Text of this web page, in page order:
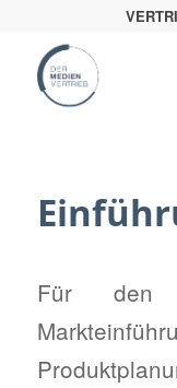
Für den